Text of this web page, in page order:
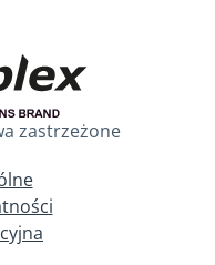
zastrzeżone